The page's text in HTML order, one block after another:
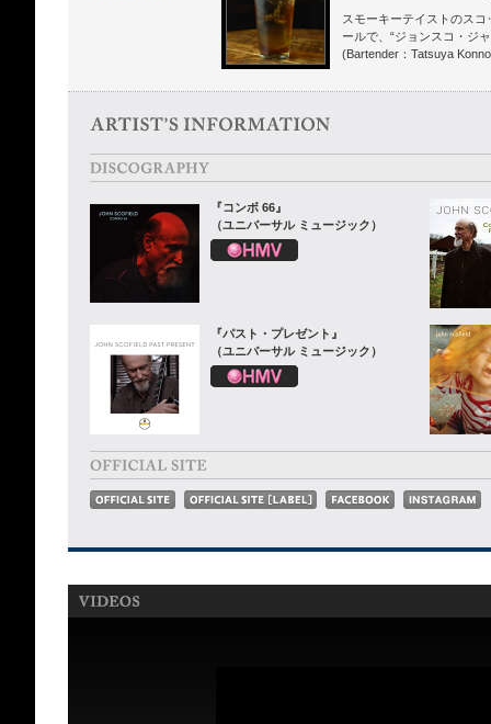
スモーキーテイストのス
ールで、“ジョンスコ・ジ
(Bartender：Tatsuya
『コンボ 66』
（ユニバーサル ミュージック）
『パスト・プレゼント』
（ユニバーサル ミュージック）